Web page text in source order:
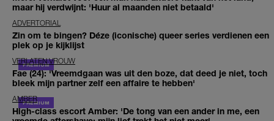
maar hij verdwijnt: 'Huur al maanden niet betaald'
ADVERTORIAL
Zin om te bingen? Déze (iconische) queer series verdienen een
plek op je kijklijst
VERLATEN VROUW
Fae (24): 'Vreemdgaan was uit den boze, dat deed je niet, toch
bleek mijn partner zelf een affaire te hebben'
AMBER
High-class escort Amber: 'De tong van een ander in me, een